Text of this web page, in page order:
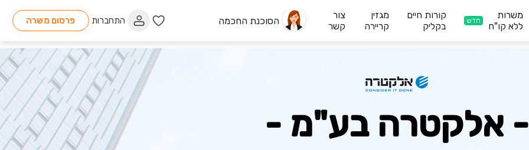
משרות
ללא קו"ח
חדש
קורות חיים
בקליק
מגזין
קריירה
צור
קשר
הסוכנת החכמה התחברות פרסום משרה
- אלקטרה בע"מ -